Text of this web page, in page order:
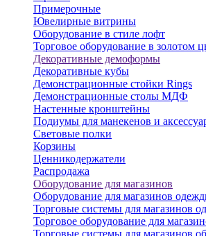
Примерочные
Ювелирные витрины
Оборудование в стиле лофт
Торговое оборудование в золотом
Декоративные демоформы
Декоративные кубы
Демонстрационные стойки Rings
Демонстрационные столы МДФ
Настенные кронштейны
Подиумы для манекенов и
Световые полки
Корзины
Ценникодержатели
Распродажа
Оборудование для магазинов
Оборудование для магазинов
Торговые системы для магазинов
Торговое оборудование для
Торговые системы для магазинов